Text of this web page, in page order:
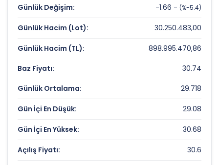
Anlık Fiyat:
29,08 TL
Günlük Değişim:
-5,40%
Yıllık Getiri:
%-5,22
VAKIFLAR BANKASI Değerleme Çarpanları
Piyasa Değeri/Defter Değeri (PD/DD):
0.82
VAKIFLAR BANKASI Rekorlar ve Önemli
Seviyeler
Günlük Değişim: -1.66 - (%-5.4)
Günlük Hacim (Lot): 30.250.483,00
Günlük Hacim (TL): 898.995.470,86
Baz Fiyatı: 30.74
Günlük Ortalama: 29.718
Gün İçi En Düşük: 29.08
Gün İçi En Yüksek: 30.68
Açılış Fiyatı: 30.6